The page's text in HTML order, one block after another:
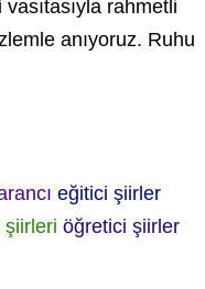
rahmetli
anıyoruz. Ruhu
eğitici şiirler
şiirleri öğretici şiirler